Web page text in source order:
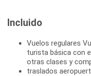
Incluido
Vuelos regulares
turista básica con
otras clases y
traslados